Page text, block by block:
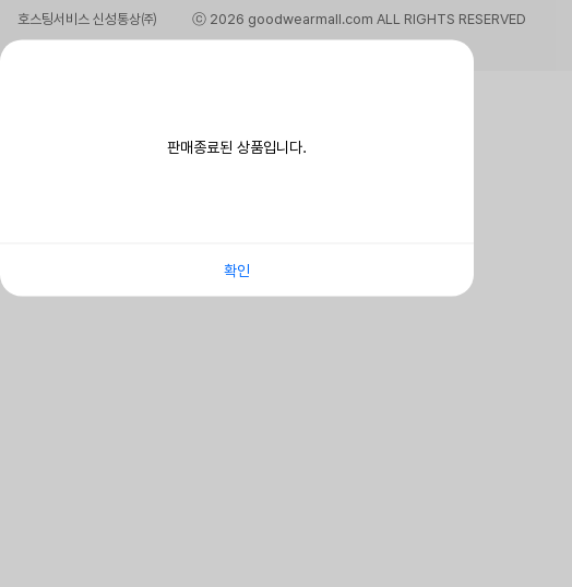
판매종료된 상품입니다.
확인
호스팅서비스 신성통상㈜
ⓒ 2026 goodwearmall.com ALL RIGHTS RESERVED